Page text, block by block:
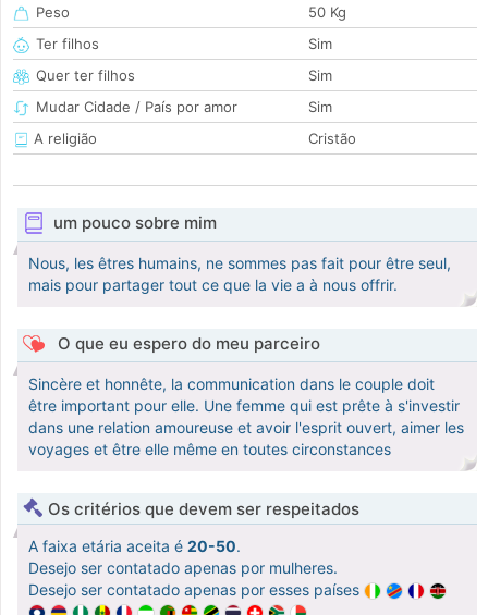
Peso
50 Kg
Ter filhos
Sim
Quer ter filhos
Sim
Mudar Cidade / País por amor
Sim
A religião
Cristão
um pouco sobre mim
Nous, les êtres humains, ne sommes pas fait pour être seul,
mais pour partager tout ce que la vie a à nous offrir.
O que eu espero do meu parceiro
Sincère et honnête, la communication dans le couple doit
être important pour elle. Une femme qui est prête à s'investir
dans une relation amoureuse et avoir l'esprit ouvert, aimer les
voyages et être elle même en toutes circonstances
Os critérios que devem ser respeitados
A faixa etária aceita é 20-50.
Desejo ser contatado apenas por mulheres.
Desejo ser contatado apenas por esses países